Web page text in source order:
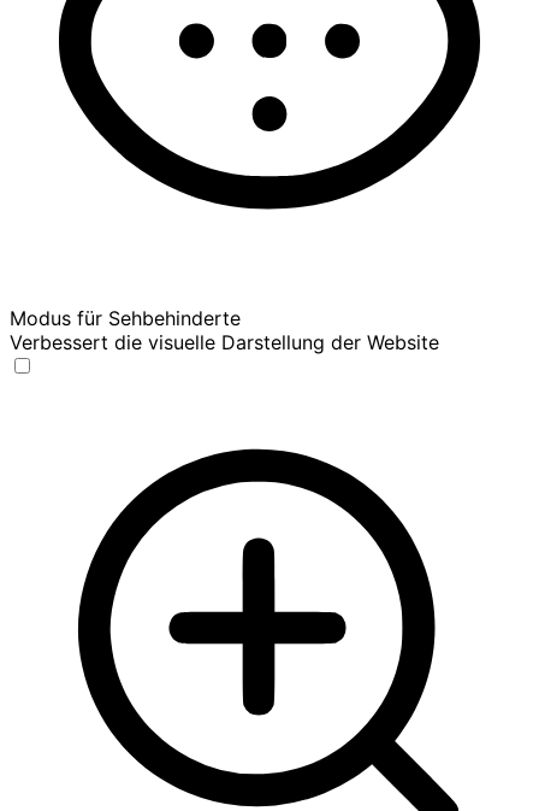
Modus für Sehbehinderte
Verbessert die visuelle Darstellung der Website